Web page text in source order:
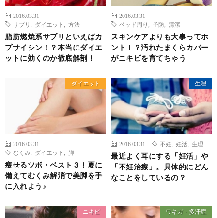
2016.03.31
サプリ
ダイエット 方法
脂肪燃焼系サプリといえばカ
プサイシン！？本当にダイエ
ットに効くのか徹底解剖！
2016.03.31
ベッド周り
予防 清潔
スキンケアよりも大事ってホ
ント！？汚れたまくらカバー
がニキビを育てちゃう
ダイエット
2016.03.31
むくみ
ダイエット 脚
痩せるツボ・ベスト３！夏に
備えてむくみ解消で美脚を手
に入れよう♪
生理
2016.03.31 不妊 妊活 生理
最近よく耳にする「妊活」や
「不妊治療」。具体的にどん
なことをしているの？
ニキビ ワキガ・多汗症